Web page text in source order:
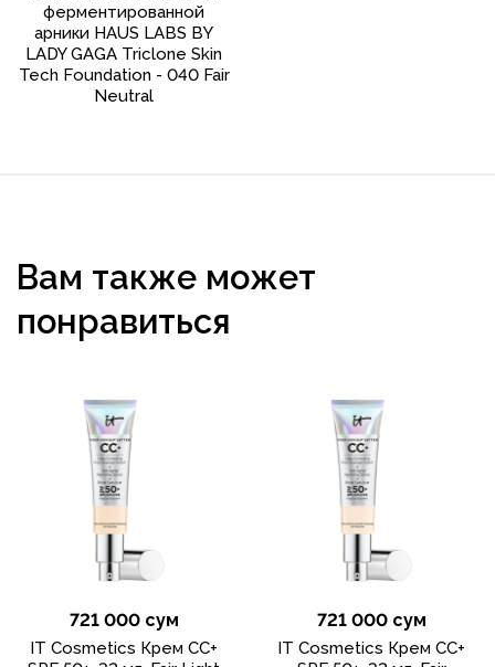
ферментированной
арники HAUS LABS BY
LADY GAGA Triclone Skin
Tech Foundation - 040 Fair
Neutral
Вам также может
понравиться
721 000 сум
IT Cosmetics Крем CC+
721 000 сум
IT Cosmetics Крем CC+